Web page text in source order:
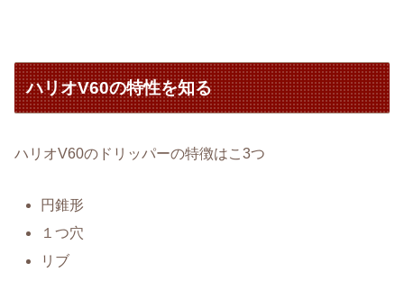
ハリオV60の特性を知る
ハリオV60のドリッパーの特徴はこ3つ
円錐形
１つ穴
リブ